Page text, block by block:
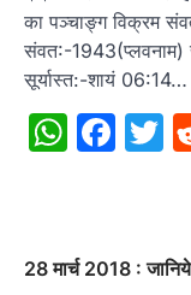
का पञ्चाङ्ग विक्रम
संवत:-1943(प्लवनाम)
सूर्यास्त:-शायं 06:14…
28 मार्च 2018 :